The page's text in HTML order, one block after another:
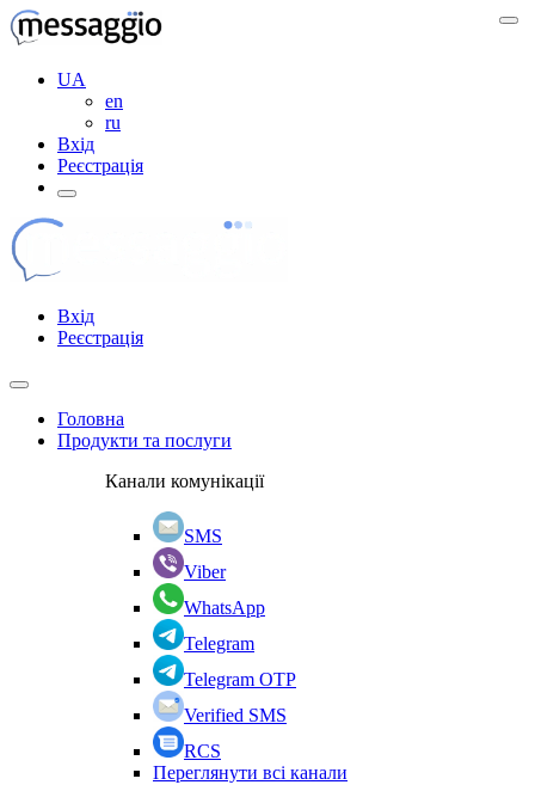
UA
en
ru
Вхід
Реєстрація
Вхід
Реєстрація
Головна
Продукти та послуги
Канали комунікації
SMS
Viber
WhatsApp
Telegram
Telegram OTP
Verified SMS
RCS
Переглянути всі канали